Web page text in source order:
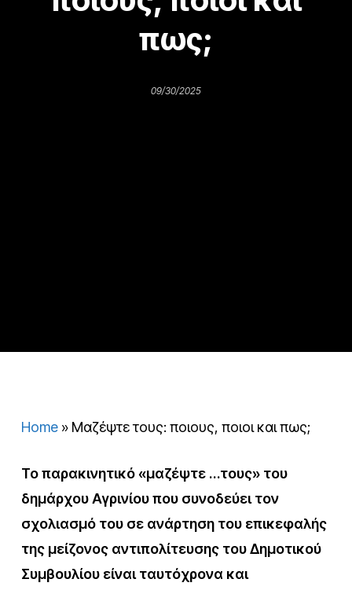
πως;
09/30/2025
Home» Μαζέψτε τους: ποιους, ποιοι και πως;
Το παρακινητικό «μαζέψτε …τους» του
δημάρχου Αγρινίου που συνοδεύει τον
σχολιασμό του σε ανάρτηση του επικεφαλής
της μείζονος αντιπολίτευσης του Δημοτικού
Συμβουλίου είναι ταυτόχρονα και